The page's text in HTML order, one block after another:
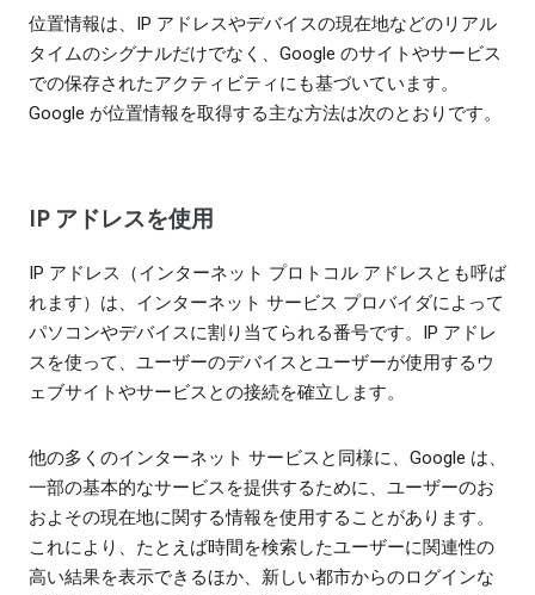
位置情報は、IP アドレスやデバイスの現在地などのリアル
タイムのシグナルだけでなく、Google のサイトやサービス
での保存されたアクティビティにも基づいています。
Google が位置情報を取得する主な方法は次のとおりです。
IP アドレスを使用
IP アドレス（インターネット プロトコル アドレスとも呼ば
れます）は、インターネット サービス プロバイダによって
パソコンやデバイスに割り当てられる番号です。IP アドレ
スを使って、ユーザーのデバイスとユーザーが使用するウ
ェブサイトやサービスとの接続を確立します。
他の多くのインターネット サービスと同様に、Google は、
一部の基本的なサービスを提供するために、ユーザーのお
およその現在地に関する情報を使用することがあります。
これにより、たとえば時間を検索したユーザーに関連性の
高い結果を表示できるほか、新しい都市からのログインな